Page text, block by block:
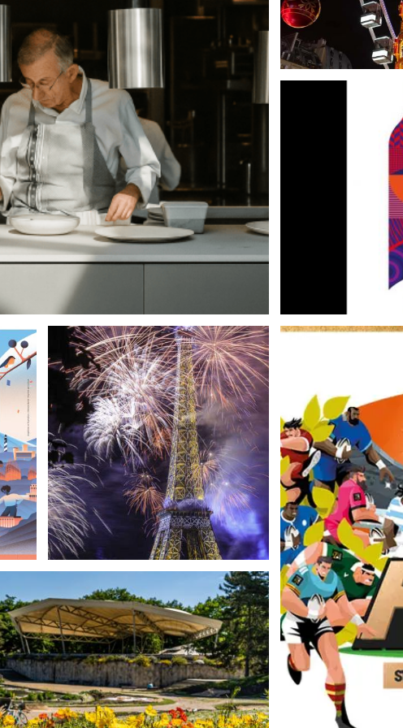
WEEK: LA CAPITALE
A TAVOLA
DI PIÙ
LEGGI
FESTA
NAZIONALE A
PARIGI – 14
LUGLIO 2025
LEGGI DI PIÙ
LA
FESTIVAL